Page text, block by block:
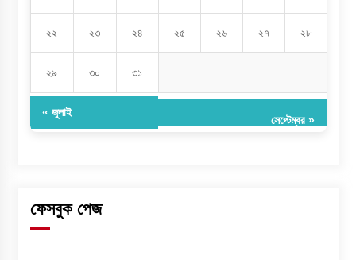
২২ ২৩ ২৪ ২৫ ২৬ ২৭ ২৮
২৯ ৩০ ৩১
« জুলাই
সেপ্টেম্বর »
ফেসবুক পেজ